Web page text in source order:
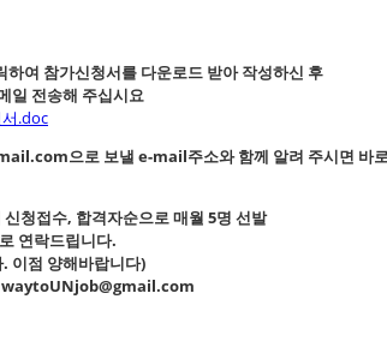
하여 참가신청서를 다운로드 받아 작성하신 후
일 전송해 주십시요
.doc
으로 보낼 e-mail주소와 함께 알려 주시면 바
신청접수, 합격자순으로 매월 5명 선발
연락드립니다.
이점 양해바랍니다)
waytoUNjob@gmail.com